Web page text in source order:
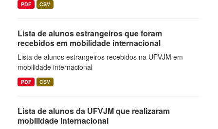
PDF CSV
Lista de alunos estrangeiros que foram
recebidos em mobilidade internacional
Lista de alunos estrangeiros recebidos na UFVJM em
mobilidade internacional
PDF CSV
Lista de alunos da UFVJM que realizaram
mobilidade internacional